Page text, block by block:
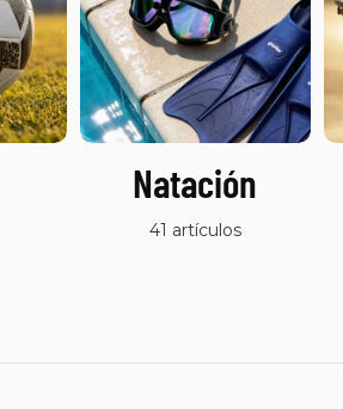
Natación
41 artículos